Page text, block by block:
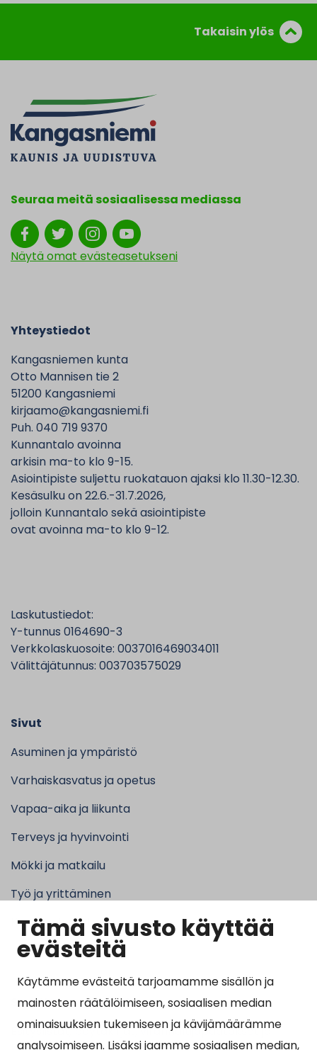
Tämä sivusto käyttää
evästeitä
Käytämme evästeitä tarjoamamme sisällön ja
mainosten räätälöimiseen, sosiaalisen median
ominaisuuksien tukemiseen ja kävijämäärämme
analysoimiseen. Lisäksi jaamme sosiaalisen median,
Takaisin ylös
Seuraa meitä sosiaalisessa mediassa
Näytä omat evästeasetukseni
Yhteystiedot
Kangasniemen kunta
Otto Mannisen tie 2
51200 Kangasniemi
kirjaamo@kangasniemi.fi
Puh. 040 719 9370
Kunnantalo avoinna
arkisin ma-to klo 9-15.
Asiointipiste suljettu ruokatauon ajaksi klo 11.30-12.30.
Kesäsulku on 22.6.-31.7.2026,
jolloin Kunnantalo sekä asiointipiste
ovat avoinna ma-to klo 9-12.
Laskutustiedot:
Y-tunnus 0164690-3
Verkkolaskuosoite: 0037016469034011
Välittäjätunnus: 003703575029
Sivut
Asuminen ja ympäristö
Varhaiskasvatus ja opetus
Vapaa-aika ja liikunta
Terveys ja hyvinvointi
Mökki ja matkailu
Työ ja yrittäminen
Kunta ja hallinto
Suosituimmat sivut
Esityslistat, pöytäkirjat, viranhaltijapäätökset ja